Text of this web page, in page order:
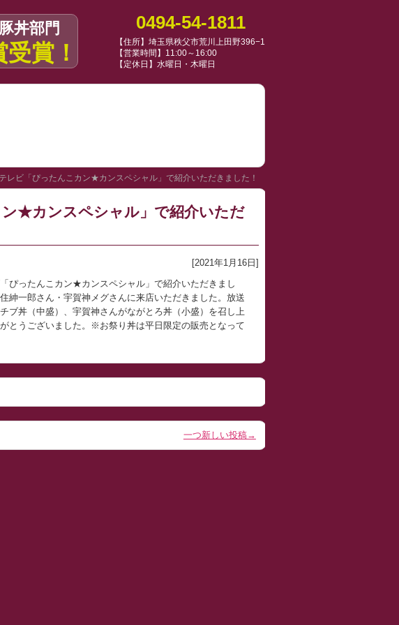
丼部門
賞！
0494-54-1811
【住所】埼玉県秩父市荒川上田野396−1
【営業時間】11:00～16:00
【定休日】水曜日・木曜日
レビ「ぴったんこカン★カンスペシャル」で紹介いただきました！
★カンスペシャル」で紹介いただ
[2021年1月16日]
ぴったんこカン★カンスペシャル」で紹介いただきまし
紳一郎さん・宇賀神メグさんに来店いただきました。放送
ブ丼（中盛）、宇賀神さんがながとろ丼（小盛）を召し上
とうございました。※お祭り丼は平日限定の販売となって
一つ新しい投稿→